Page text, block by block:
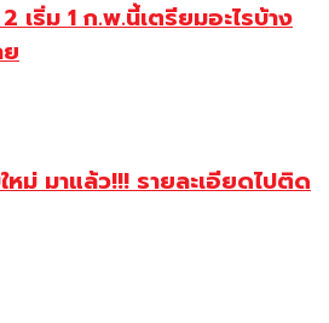
เริ่ม 1 ก.พ.นี้เตรียมอะไรบ้าง
ย
ม่ มาแล้ว!!! รายละเอียดไปติด